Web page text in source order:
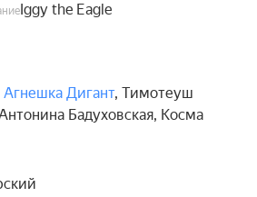
Iggy the Eagle
Агнешка Дигант, Тимотеуш
Бадуховская, Косма